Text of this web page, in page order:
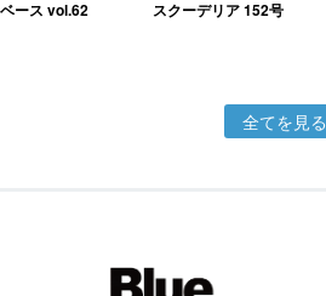
ース vol.62 スクーデリア 152号
全てを見る